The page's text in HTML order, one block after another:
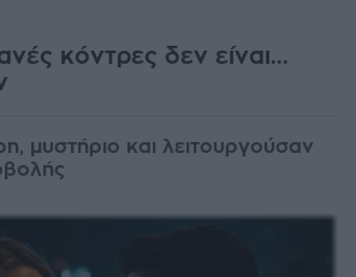
κόντρες δεν είναι...
μυστήριο και λειτουργούσαν